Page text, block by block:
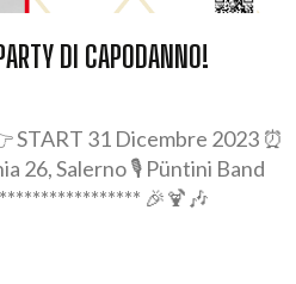
DI CAPODANNO!
START 31 Dicembre 2023 ⏰
26, Salerno 🎙️ Püntini Band
🎉🍹🎶